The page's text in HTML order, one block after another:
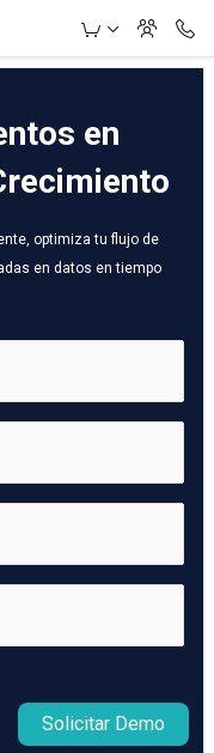
en
optimiza tu flujo de
en datos en tiempo
Solicitar Demo